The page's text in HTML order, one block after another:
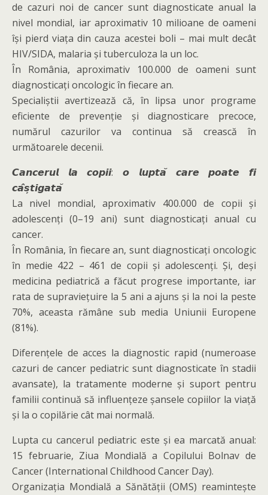
de cazuri noi de cancer sunt diagnosticate anual la
nivel mondial, iar aproximativ 10 milioane de oameni
își pierd viața din cauza acestei boli – mai mult decât
HIV/SIDA, malaria și tuberculoza la un loc.
În România, aproximativ 100.000 de oameni sunt
diagnosticați oncologic în fiecare an.
Specialiștii avertizează că, în lipsa unor programe
eficiente de prevenție și diagnosticare precoce,
numărul cazurilor va continua să crească în
următoarele decenii.
𝘾𝙖𝙣𝙘𝙚𝙧𝙪𝙡 𝙡𝙖 𝙘𝙤𝙥𝙞𝙞: 𝙤 𝙡𝙪𝙥𝙩𝙖̆ 𝙘𝙖𝙧𝙚 𝙥𝙤𝙖𝙩𝙚 𝙛𝙞
𝙘𝙖̂𝙨̦𝙩𝙞𝙜𝙖𝙩𝙖̆
La nivel mondial, aproximativ 400.000 de copii și
adolescenți (0–19 ani) sunt diagnosticați anual cu
cancer.
În România, în fiecare an, sunt diagnosticați oncologic
în medie 422 – 461 de copii și adolescenți. Și, deși
medicina pediatrică a făcut progrese importante, iar
rata de supraviețuire la 5 ani a ajuns și la noi la peste
70%, aceasta rămâne sub media Uniunii Europene
(81%).
Diferențele de acces la diagnostic rapid (numeroase
cazuri de cancer pediatric sunt diagnosticate în stadii
avansate), la tratamente moderne și suport pentru
familii continuă să influențeze șansele copiilor la viață
și la o copilărie cât mai normală.
Lupta cu cancerul pediatric este și ea marcată anual:
15 februarie, Ziua Mondială a Copilului Bolnav de
Cancer (International Childhood Cancer Day).
Organizația Mondială a Sănătății (OMS) reamintește